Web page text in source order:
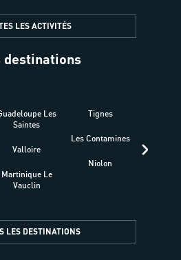
LES ACTIVITÉS
destinations
Les
Saintes
Valloire
Martinique Le
Vauclin
Tignes
Les Contamines
Niolon
LES DESTINATIONS